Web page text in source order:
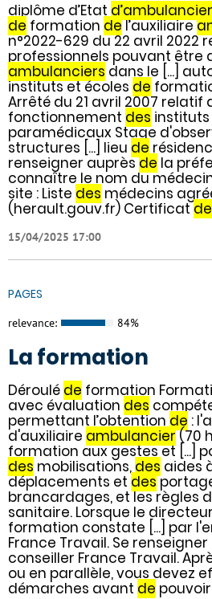
diplôme d’Etat d’ambulancier
de formation del’auxiliaire
n°2022-629 du 22 avril 2022
professionnels pouvant être
ambulanciers dans le [...]
instituts et écoles de
Arrêté du 21 avril 2007 relatif
fonctionnement des instituts
paramédicaux Stage
structures [...] lieu de
renseigner auprèsde la
connaître le nom du
site : Liste des médecins
(herault.gouv.fr) Certificatde
15/04/2025 17:00
PAGES
relevance: 84%
La formation
Déroulé de formation
avec évaluation des
permettant l’obtention de :
d'auxiliaire ambulancier(70
formation aux gestes et [...]
des mobilisations, des aides
déplacements et des
brancardages, et les règles
sanitaire. Lorsque le directeur
formation constate [...] par
France Travail. Se
conseiller France Travail.
ou en parallèle, vous devez
démarches avant de